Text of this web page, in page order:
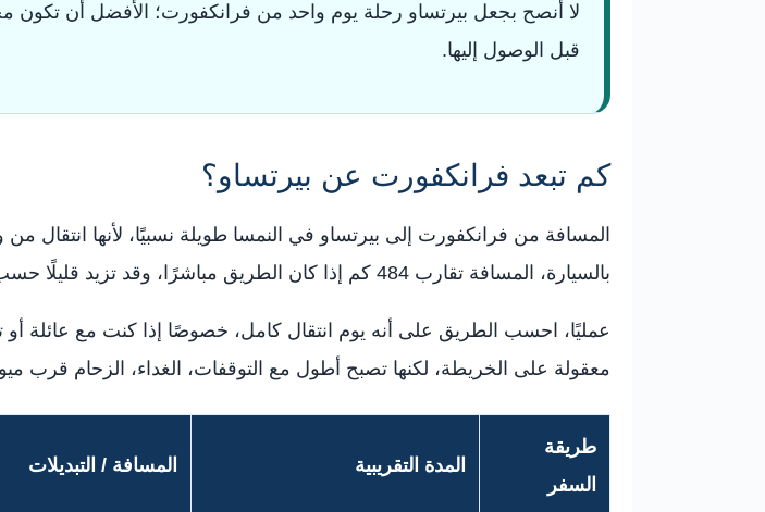
لا أنصح بجعل بيرتساو رحلة يوم واحد من فرانكفورت؛ الأفضل أن تكون
قبل الوصول إليها.
كم تبعد فرانكفورت عن بيرتساو؟
المسافة من فرانكفورت إلى بيرتساو في النمسا طويلة نسبيًا، لأنها
بالسيارة، المسافة تقارب 484 كم إذا كان الطريق مباشرًا، وقد تزيد قليلًا حسب موقع الفندق في فرانكفورت أو المسار المختار.
معقولة على الخريطة، لكنها تصبح أطول مع التوقفات، الغداء، الزحام قرب
طريقة
السفر
المدة التقريبية المسافة / التبديلات